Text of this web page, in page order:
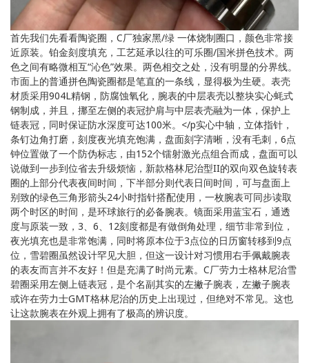
首先我们先看看陶瓷圈，C厂独家黑/绿 一体烧制圈口，颜色非常接
近原装。铂金刻度填充，工艺延承以往的可乐圈/国米拼色技术。两
色之间有略微相互“沁色”效果。两色相交之处，没有明显的分界线。
市面上的普通拼色陶瓷圈都是笔直的一条线，显得极为生硬。表壳
材质采用904L精钢，防腐蚀氧化，腕表的中层表壳以整块实心蚝式
钢制成，并且，挪至左侧的表冠护肩与中层表壳融为一体，保护上
链表冠，同时保证防水深度可达100米。</p实心中轴，立体指针，
条钉边角打磨，刻度夜光填充饱满，盘面刻字清晰，没有毛刺，6点
钟位置做了一个防伪标志，由152个镭射激光点组合而成，盘面可以
说做到一步到位省去升级烦恼，新款格林尼治型II的双向双色旋转表
圈的上部分代表夜间时间，下半部分则代表日间时间，可与盘面上
别致的绿色三角形箭头24小时指针搭配使用，一枚腕表可同步读取
两个时区的时间，是环球旅行的必备腕表。镜面采用蓝宝石，通透
度与原装一致，3、6、12刻度都是有做倒角处理，细节非常到位，
夜光填充也是非常饱满，同时将原本位于3点位的日历窗转移到9点
位，雪碧圈虽然设计罕见大胆，但这一设计对习惯用右手佩戴腕表
的表友而言并不友好！但是充满了时尚元素。C厂劳力士格林尼治雪
碧圈采用左侧上链表冠，是个名副其实的左撇子腕表，左撇子腕表
或许在劳力士GMT格林尼治的历史上出现过，但绝对不常见。这也
让这款腕表在外观上拥有了极高的辨识度。